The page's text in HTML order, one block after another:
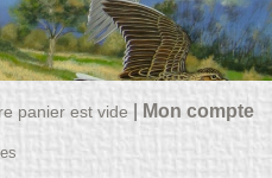
panier est vide| Mon compte